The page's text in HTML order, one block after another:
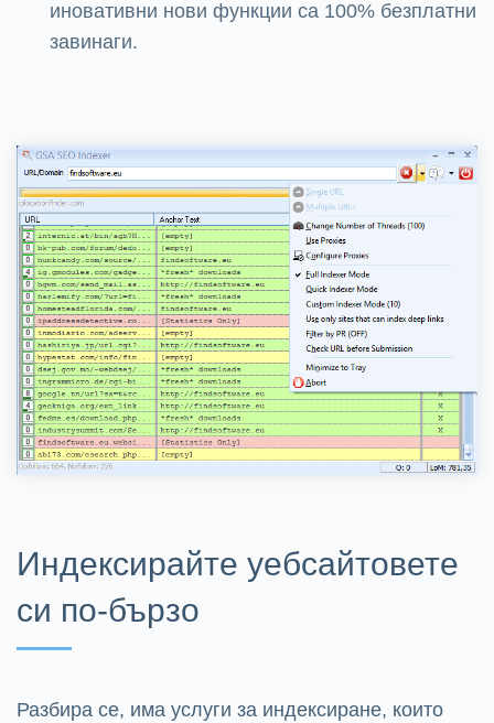
иновативни нови функции са 100% безплатни
завинаги.
Индексирайте уебсайтовете
си по-бързо
Разбира се, има услуги за индексиране, които